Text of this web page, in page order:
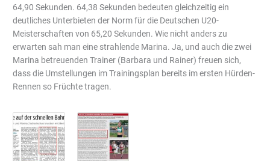
64,90 Sekunden. 64,38 Sekunden bedeuten gleichzeitig ein
deutliches Unterbieten der Norm für die Deutschen U20-
Meisterschaften von 65,20 Sekunden. Wie nicht anders zu
erwarten sah man eine strahlende Marina. Ja, und auch die zwei
Marina betreuenden Trainer (Barbara und Rainer) freuen sich,
dass die Umstellungen im Trainingsplan bereits im ersten Hürden-
Rennen so Früchte tragen.